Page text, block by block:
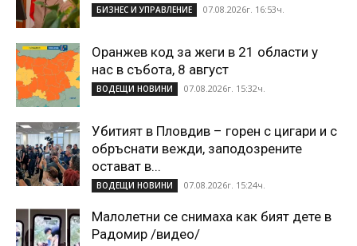
БИЗНЕС И УПРАВЛЕНИЕ 07.08.2026г. 16:53ч.
Оранжев код за жеги в 21 области у
нас в събота, 8 август
ВОДЕЩИ НОВИНИ 07.08.2026г. 15:32ч.
Убитият в Пловдив – горен с цигари и с
обръснати вежди, заподозрените
остават в...
ВОДЕЩИ НОВИНИ 07.08.2026г. 15:24ч.
Малолетни се снимаха как бият дете в
Радомир /видео/